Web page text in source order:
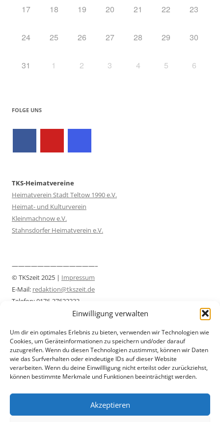
Einwilligung verwalten
Um dir ein optimales Erlebnis zu bieten, verwenden wir Technologien wie
Cookies, um Geräteinformationen zu speichern und/oder darauf
zuzugreifen. Wenn du diesen Technologien zustimmst, können wir Daten
wie das Surfverhalten oder eindeutige IDs auf dieser Website
verarbeiten. Wenn du deine Einwillligung nicht erteilst oder zurückziehst,
können bestimmte Merkmale und Funktionen beeinträchtigt werden.
Akzeptieren
17 18 19 20 21 22 23
24 25 26 27 28 29 30
31 1 2 3 4 5 6
FOLGE UNS
TKS-Heimatvereine
Heimatverein Stadt Teltow 1990 e.V.
Heimat- und Kulturverein
Kleinmachnow e.V.
Stahnsdorfer Heimatverein e.V.
—————————————–
© TKSzeit 2025 | Impressum
E-Mail: redaktion@tkszeit.de
Telefon: 0176-37622333
Datenschutzerklärung